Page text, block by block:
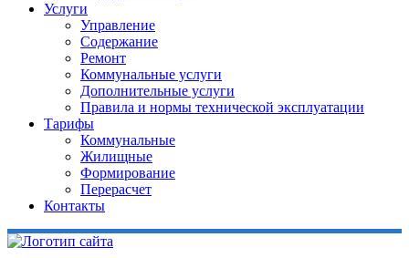
Услуги
Управление
Содержание
Ремонт
Коммунальные услуги
Дополнительные услуги
Правила и нормы технической эксплуатации
Тарифы
Коммунальные
Жилищные
Формирование
Перерасчет
Контакты